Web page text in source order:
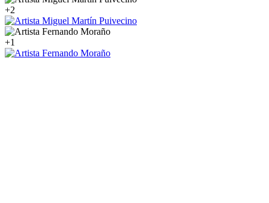
+2
+1